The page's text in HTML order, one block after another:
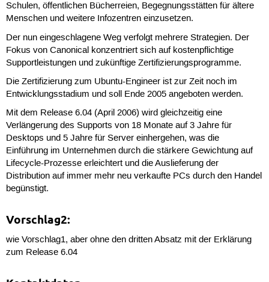
Schulen, öffentlichen Bücherreien, Begegnungsstätten für ältere
Menschen und weitere Infozentren einzusetzen.
Der nun eingeschlagene Weg verfolgt mehrere Strategien. Der
Fokus von Canonical konzentriert sich auf kostenpflichtige
Supportleistungen und zukünftige Zertifizierungsprogramme.
Die Zertifizierung zum Ubuntu-Engineer ist zur Zeit noch im
Entwicklungsstadium und soll Ende 2005 angeboten werden.
Mit dem Release 6.04 (April 2006) wird gleichzeitig eine
Verlängerung des Supports von 18 Monate auf 3 Jahre für
Desktops und 5 Jahre für Server einhergehen, was die
Einführung im Unternehmen durch die stärkere Gewichtung auf
Lifecycle-Prozesse erleichtert und die Auslieferung der
Distribution auf immer mehr neu verkaufte PCs durch den Handel
begünstigt.
Vorschlag2:
wie Vorschlag1, aber ohne den dritten Absatz mit der Erklärung
zum Release 6.04